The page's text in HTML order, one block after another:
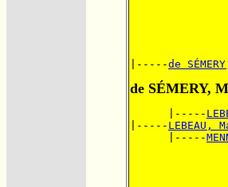
|-----de
de SÉMERY,
      |-----
|----- LEBEAU,
      |-----